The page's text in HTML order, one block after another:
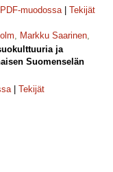
muodossa| Tekijät
, Markku Saarinen,
ja
Suomenselän
| Tekijät